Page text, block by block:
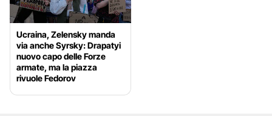
Ucraina, Zelensky manda
via anche Syrsky: Drapatyi
nuovo capo delle Forze
armate, ma la piazza
rivuole Fedorov